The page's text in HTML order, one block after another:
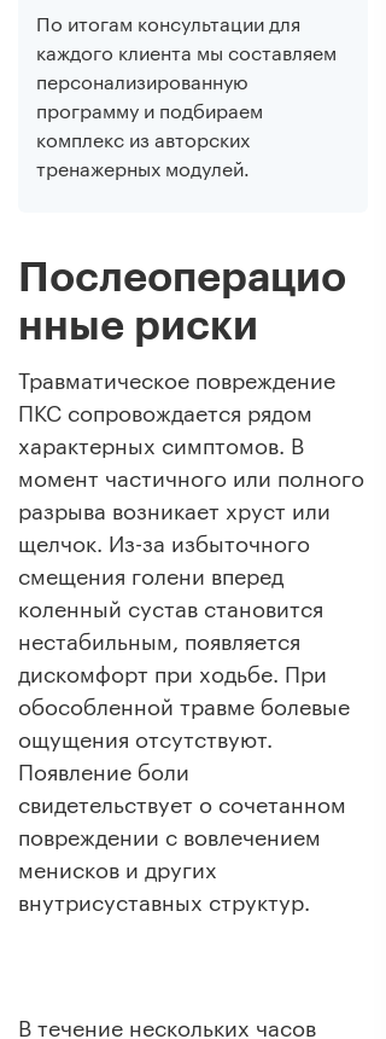
По итогам консультации для
каждого клиента мы составляем
персонализированную
программу и подбираем
комплекс из авторских
тренажерных модулей.
Послеоперацио
нные риски
Травматическое повреждение
ПКС сопровождается рядом
характерных симптомов. В
момент частичного или полного
разрыва возникает хруст или
щелчок. Из-за избыточного
смещения голени вперед
коленный сустав становится
нестабильным, появляется
дискомфорт при ходьбе. При
обособленной травме болевые
ощущения отсутствуют.
Появление боли
свидетельствует о сочетанном
повреждении с вовлечением
менисков и других
внутрисуставных структур.
В течение нескольких часов